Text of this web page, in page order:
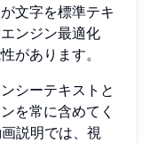
文字を標準テキ
ンジン最適化
があります。
シーテキストと
を常に含めてく
説明では、視